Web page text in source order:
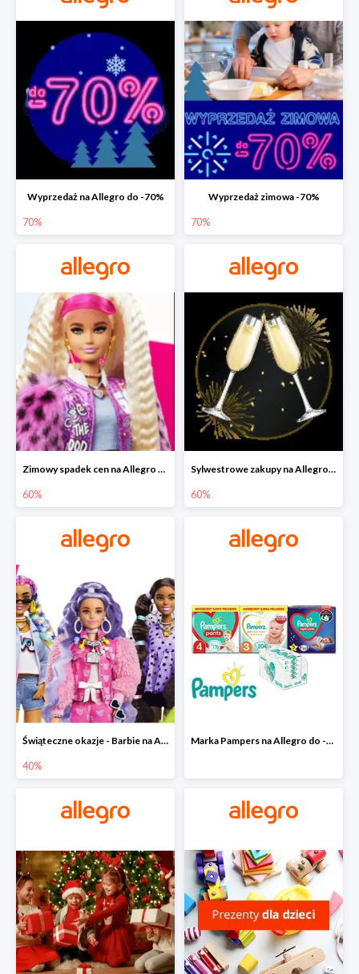
Wyprzedaż na Allegro do -70%
70%
Wyprzedaż zimowa -70%
70%
Zimowy spadek cen na Allegro - lalki Barbie do -60%
60%
Sylwestrowe zakupy na Allegro do -60%
60%
Świąteczne okazje - Barbie na Allegro do -40%
40%
Marka Pampers na Allegro do -35%